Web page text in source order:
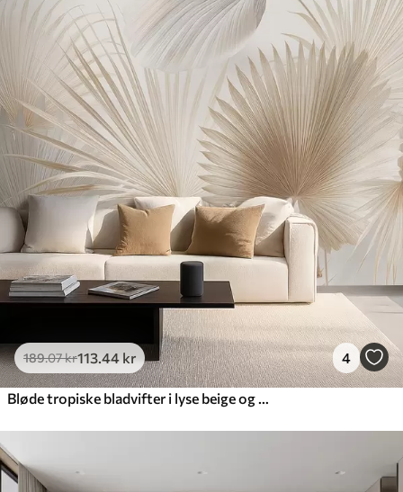
189.07kr113 .44 kr 4